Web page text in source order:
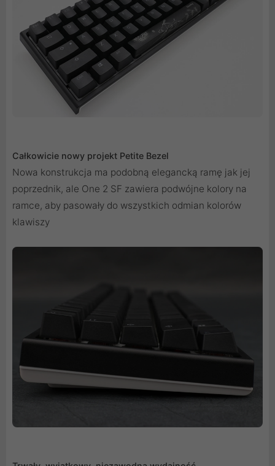
Całkowicie nowy projekt Petite Bezel
Nowa konstrukcja ma podobną elegancką ramę jak jej
poprzednik, ale One 2 SF zawiera podwójne kolory na
ramce, aby pasowały do ​​wszystkich odmian kolorów
klawiszy